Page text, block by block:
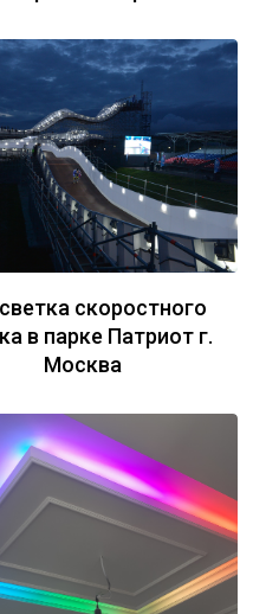
скоростного
в парке Патриот г.
Москва